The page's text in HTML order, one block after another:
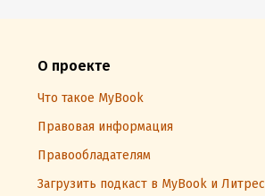
О проекте
Что такое MyBook
Правовая информация
Правообладателям
Загрузить подкаст в MyBook и Литрес